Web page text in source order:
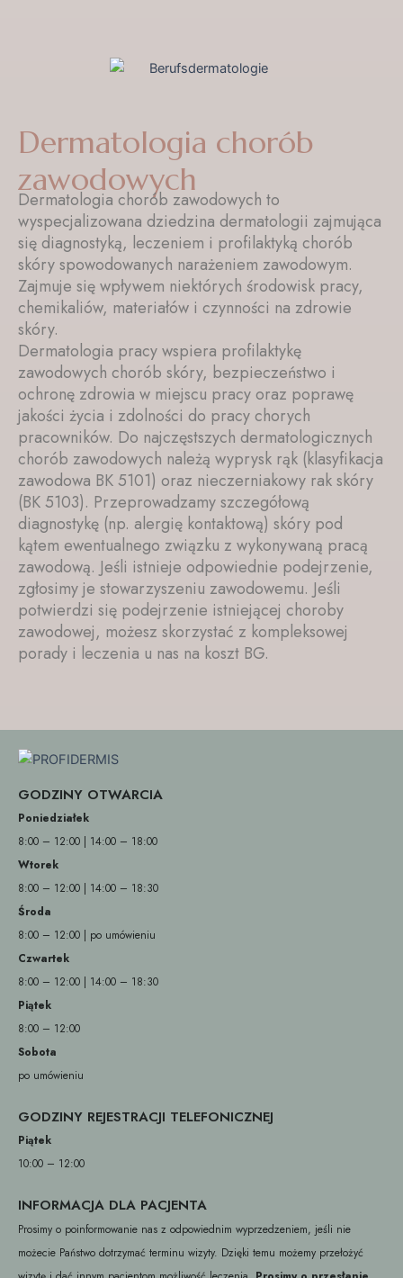
Dermatologia chorób
zawodowych
Dermatologia chorób zawodowych to
wyspecjalizowana dziedzina dermatologii zajmująca
się diagnostyką, leczeniem i profilaktyką chorób
skóry spowodowanych narażeniem zawodowym.
Zajmuje się wpływem niektórych środowisk pracy,
chemikaliów, materiałów i czynności na zdrowie
skóry.
Dermatologia pracy wspiera profilaktykę
zawodowych chorób skóry, bezpieczeństwo i
ochronę zdrowia w miejscu pracy oraz poprawę
jakości życia i zdolności do pracy chorych
pracowników. Do najczęstszych dermatologicznych
chorób zawodowych należą wyprysk rąk (klasyfikacja
zawodowa BK 5101) oraz nieczerniakowy rak skóry
(BK 5103). Przeprowadzamy szczegółową
diagnostykę (np. alergię kontaktową) skóry pod
kątem ewentualnego związku z wykonywaną pracą
zawodową. Jeśli istnieje odpowiednie podejrzenie,
zgłosimy je stowarzyszeniu zawodowemu. Jeśli
potwierdzi się podejrzenie istniejącej choroby
zawodowej, możesz skorzystać z kompleksowej
porady i leczenia u nas na koszt BG.
GODZINY OTWARCIA
Poniedziałek
8:00 – 12:00 | 14:00 – 18:00
Wtorek
8:00 – 12:00 | 14:00 – 18:30
Środa
8:00 – 12:00 | po umówieniu
Czwartek
8:00 – 12:00 | 14:00 – 18:30
Piątek
8:00 – 12:00
Sobota
po umówieniu
GODZINY REJESTRACJI TELEFONICZNEJ
Piątek
10:00 – 12:00
INFORMACJA DLA PACJENTA
Prosimy o poinformowanie nas z odpowiednim wyprzedzeniem, jeśli nie
możecie Państwo dotrzymać terminu wizyty. Dzięki temu możemy przełożyć